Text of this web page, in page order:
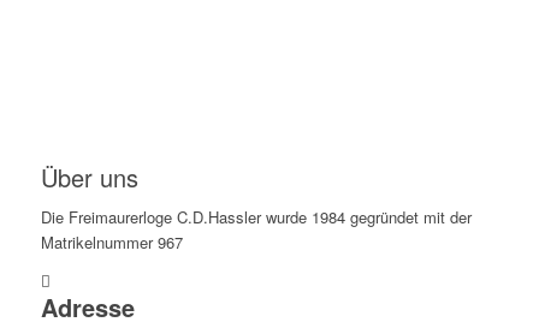
Über uns
Die Freimaurerloge C.D.Hassler wurde 1984 gegründet mit der
Matrikelnummer 967
Adresse